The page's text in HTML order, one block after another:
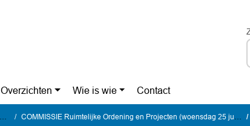
Overzichten Wie is wie Contact
COMMISSIE Ruimtelijke Ordening en Projecten (woensdag 25 juni 2025)